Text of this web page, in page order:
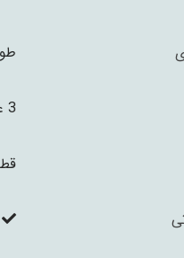
طول 21 ارتفاع
3 عدد باتری قلمی gp alkaline
قطر 20 عمق